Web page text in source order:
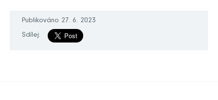
Publikováno 27. 6. 2023
Sdílej: